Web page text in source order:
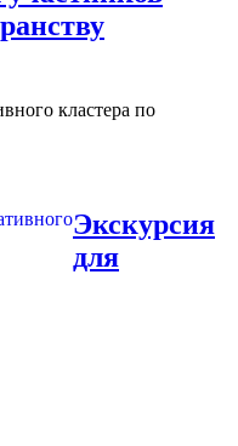
кластера по
Экскурсия
для